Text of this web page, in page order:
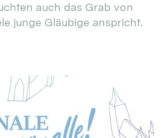
auch das Grab von
junge Gläubige anspricht.